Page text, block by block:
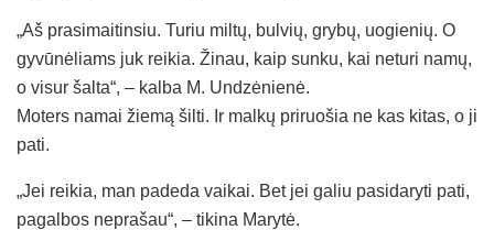
„Aš prasimaitinsiu. Turiu miltų, bulvių, grybų, uogienių. O
gyvūnėliams juk reikia. Žinau, kaip sunku, kai neturi namų,
o visur šalta“, – kalba M. Undzėnienė.
Moters namai žiemą šilti. Ir malkų priruošia ne kas kitas, o ji
pati.
„Jei reikia, man padeda vaikai. Bet jei galiu pasidaryti pati,
pagalbos neprašau“, – tikina Marytė.